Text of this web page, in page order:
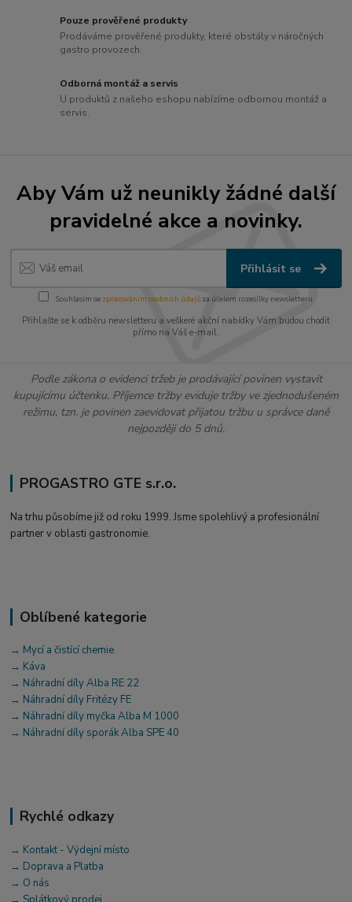
Pouze prověřené produkty
Prodáváme prověřené produkty, které obstály v náročných
gastro provozech.
Odborná montáž a servis
U produktů z našeho eshopu nabízíme odbornou montáž a
servis.
Aby Vám už neunikly žádné další
pravidelné akce a novinky.
Přihlásit se
Souhlasím se zpracováním osobních údajůza účelem rozesílky newsletteru.
Přihlašte se k odběru newsletteru a veškeré akční nabídky Vám budou chodit
přímo na Váš e-mail.
Podle zákona o evidenci tržeb je prodávající povinen vystavit
kupujícímu účtenku. Příjemce tržby eviduje tržby ve zjednodušeném
režimu, tzn. je povinen zaevidovat přijatou tržbu u správce daně
nejpozději do 5 dnů.
PROGASTRO GTE s.r.o.
Na trhu působíme již od roku 1999. Jsme spolehlivý a profesionální
partner v oblasti gastronomie.
Oblíbené kategorie
→ Mycí a čistící chemie
→ Káva
→ Náhradní díly Alba RE 22
→ Náhradní díly Fritézy FE
→ Náhradní díly myčka Alba M 1000
→ Náhradní díly sporák Alba SPE 40
Rychlé odkazy
→ Kontakt - Výdejní místo
→ Doprava a Platba
→ O nás